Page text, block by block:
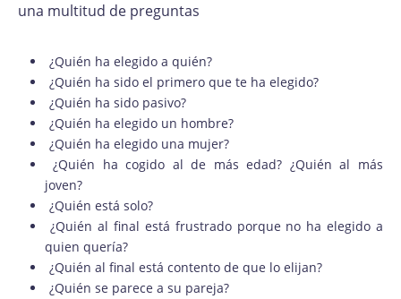
una multitud de preguntas
¿Quién ha elegido a quién?
¿Quién ha sido el primero que te ha elegido?
¿Quién ha sido pasivo?
¿Quién ha elegido un hombre?
¿Quién ha elegido una mujer?
¿Quién ha cogido al de más edad? ¿Quién al más
joven?
¿Quién está solo?
¿Quién al final está frustrado porque no ha elegido a
quien quería?
¿Quién al final está contento de que lo elijan?
¿Quién se parece a su pareja?